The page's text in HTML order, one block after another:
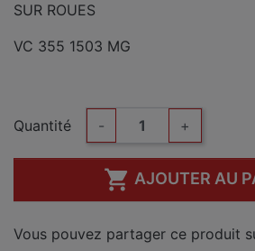
SUR ROUES
VC 355 1503 MG
Quantité - +
 AJOUTER AU
Vous pouvez partager ce produit